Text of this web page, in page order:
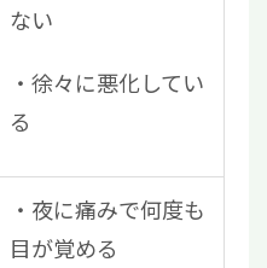
ない
・徐々に悪化してい
る
・夜に痛みで何度も
目が覚める